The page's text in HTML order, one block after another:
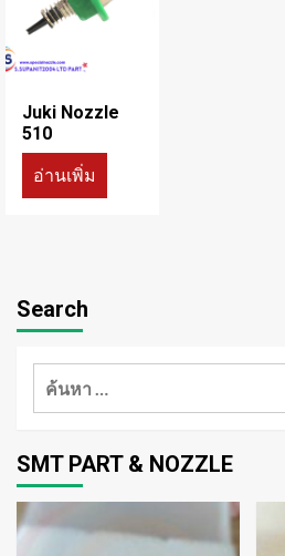
Juki Nozzle
510
อ่านเพิ่ม
Search
ค้นหา
SMT PART & NOZZLE